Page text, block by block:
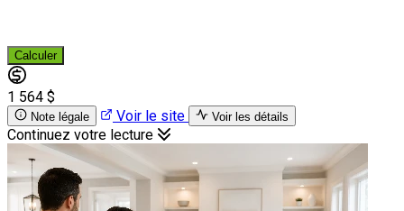
Calculer
1 564 $
Note légale Voir le site Voir les détails
Continuez votre lecture